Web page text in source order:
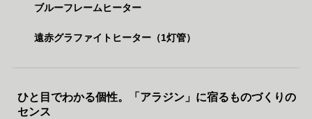
ブルーフレームヒーター
遠赤グラファイトヒーター（1灯管）
ひと目でわかる個性。「アラジン」に宿るものづくりの
センス